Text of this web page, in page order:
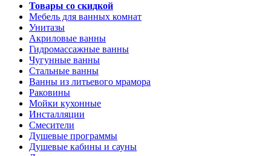
Товары со скидкой
Мебель для ванных комнат
Унитазы
Акриловые ванны
Гидромассажные ванны
Чугунные ванны
Стальные ванны
Ванны из литьевого мрамора
Раковины
Мойки кухонные
Инсталляции
Смесители
Душевые программы
Душевые кабины и сауны